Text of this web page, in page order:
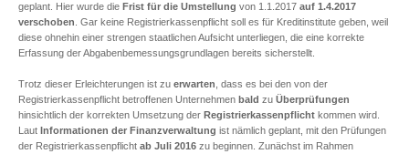
geplant. Hier wurde die Frist für die Umstellung von 1.1.2017 auf 1.4.2017
verschoben . Gar keine Registrierkassenpflicht soll es für Kreditinstitute geben, weil
diese ohnehin einer strengen staatlichen Aufsicht unterliegen, die eine korrekte
Erfassung der Abgabenbemessungsgrundlagen bereits sicherstellt.
Trotz dieser Erleichterungen ist zu erwarten , dass es bei den von der
Registrierkassenpflicht betroffenen Unternehmen bald zu Überprüfungen
hinsichtlich der korrekten Umsetzung der Registrierkassenpflicht kommen wird.
Laut Informationen der Finanzverwaltung ist nämlich geplant, mit den Prüfungen
der Registrierkassenpflicht ab Juli 2016 zu beginnen. Zunächst im Rahmen